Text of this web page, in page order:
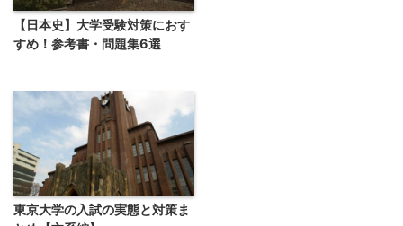
【日本史】大学受験対策におす
すめ！参考書・問題集6選
東京大学の入試の実態と対策ま